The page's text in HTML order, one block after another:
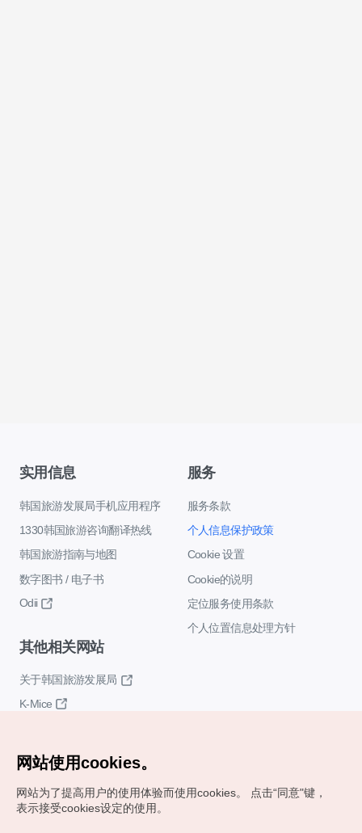
实用信息
韩国旅游发展局手机应用程序
1330韩国旅游咨询翻译热线
韩国旅游指南与地图
数字图书 / 电子书
Odii
服务
服务条款
个人信息保护政策
Cookie 设置
Cookie的说明
定位服务使用条款
个人位置信息处理方针
其他相关网站
关于韩国旅游发展局
K-Mice
网站使用cookies。
网站为了提高用户的使用体验而使用cookies。
点击“同意"键，
表示接受cookies设定的使用。